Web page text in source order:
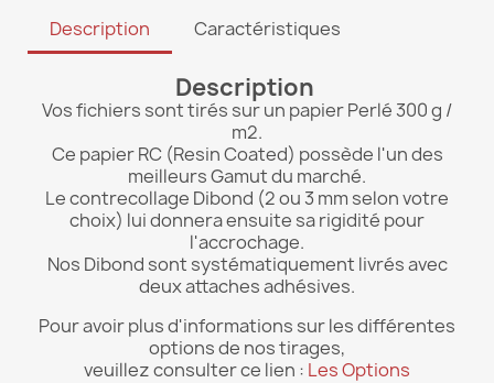
Description Caractéristiques
Description
Vos fichiers sont tirés sur un papier Perlé 300 g /
m2.
Ce papier RC (Resin Coated) possède l'un des
meilleurs Gamut du marché.
Le contrecollage Dibond (2 ou 3 mm selon votre
choix) lui donnera ensuite sa rigidité pour
l'accrochage.
Nos Dibond sont systématiquement livrés avec
deux attaches adhésives.
Pour avoir plus d'informations sur les différentes
options de nos tirages,
veuillez consulter ce lien : Les Options